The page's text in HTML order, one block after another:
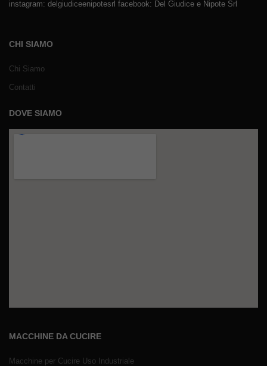
instagram: delgiudiceenipotesrl facebook: Del Giudice e Nipote Srl
CHI SIAMO
Chi Siamo
Contatti
DOVE SIAMO
MACCHINE DA CUCIRE
Macchine per Cucire Uso Industriale